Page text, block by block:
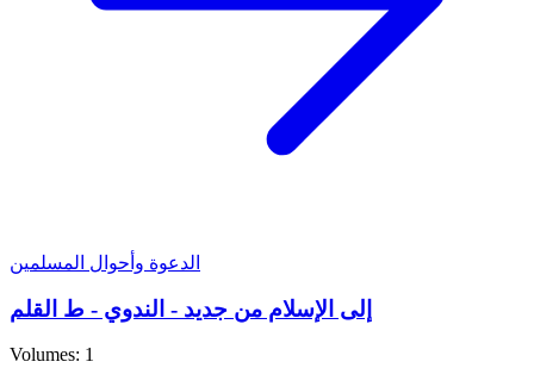
الدعوة وأحوال المسلمين
إلى الإسلام من جديد - الندوي - ط القلم
Volumes: 1